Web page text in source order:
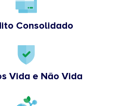
Consolidado
Vida e Não Vida